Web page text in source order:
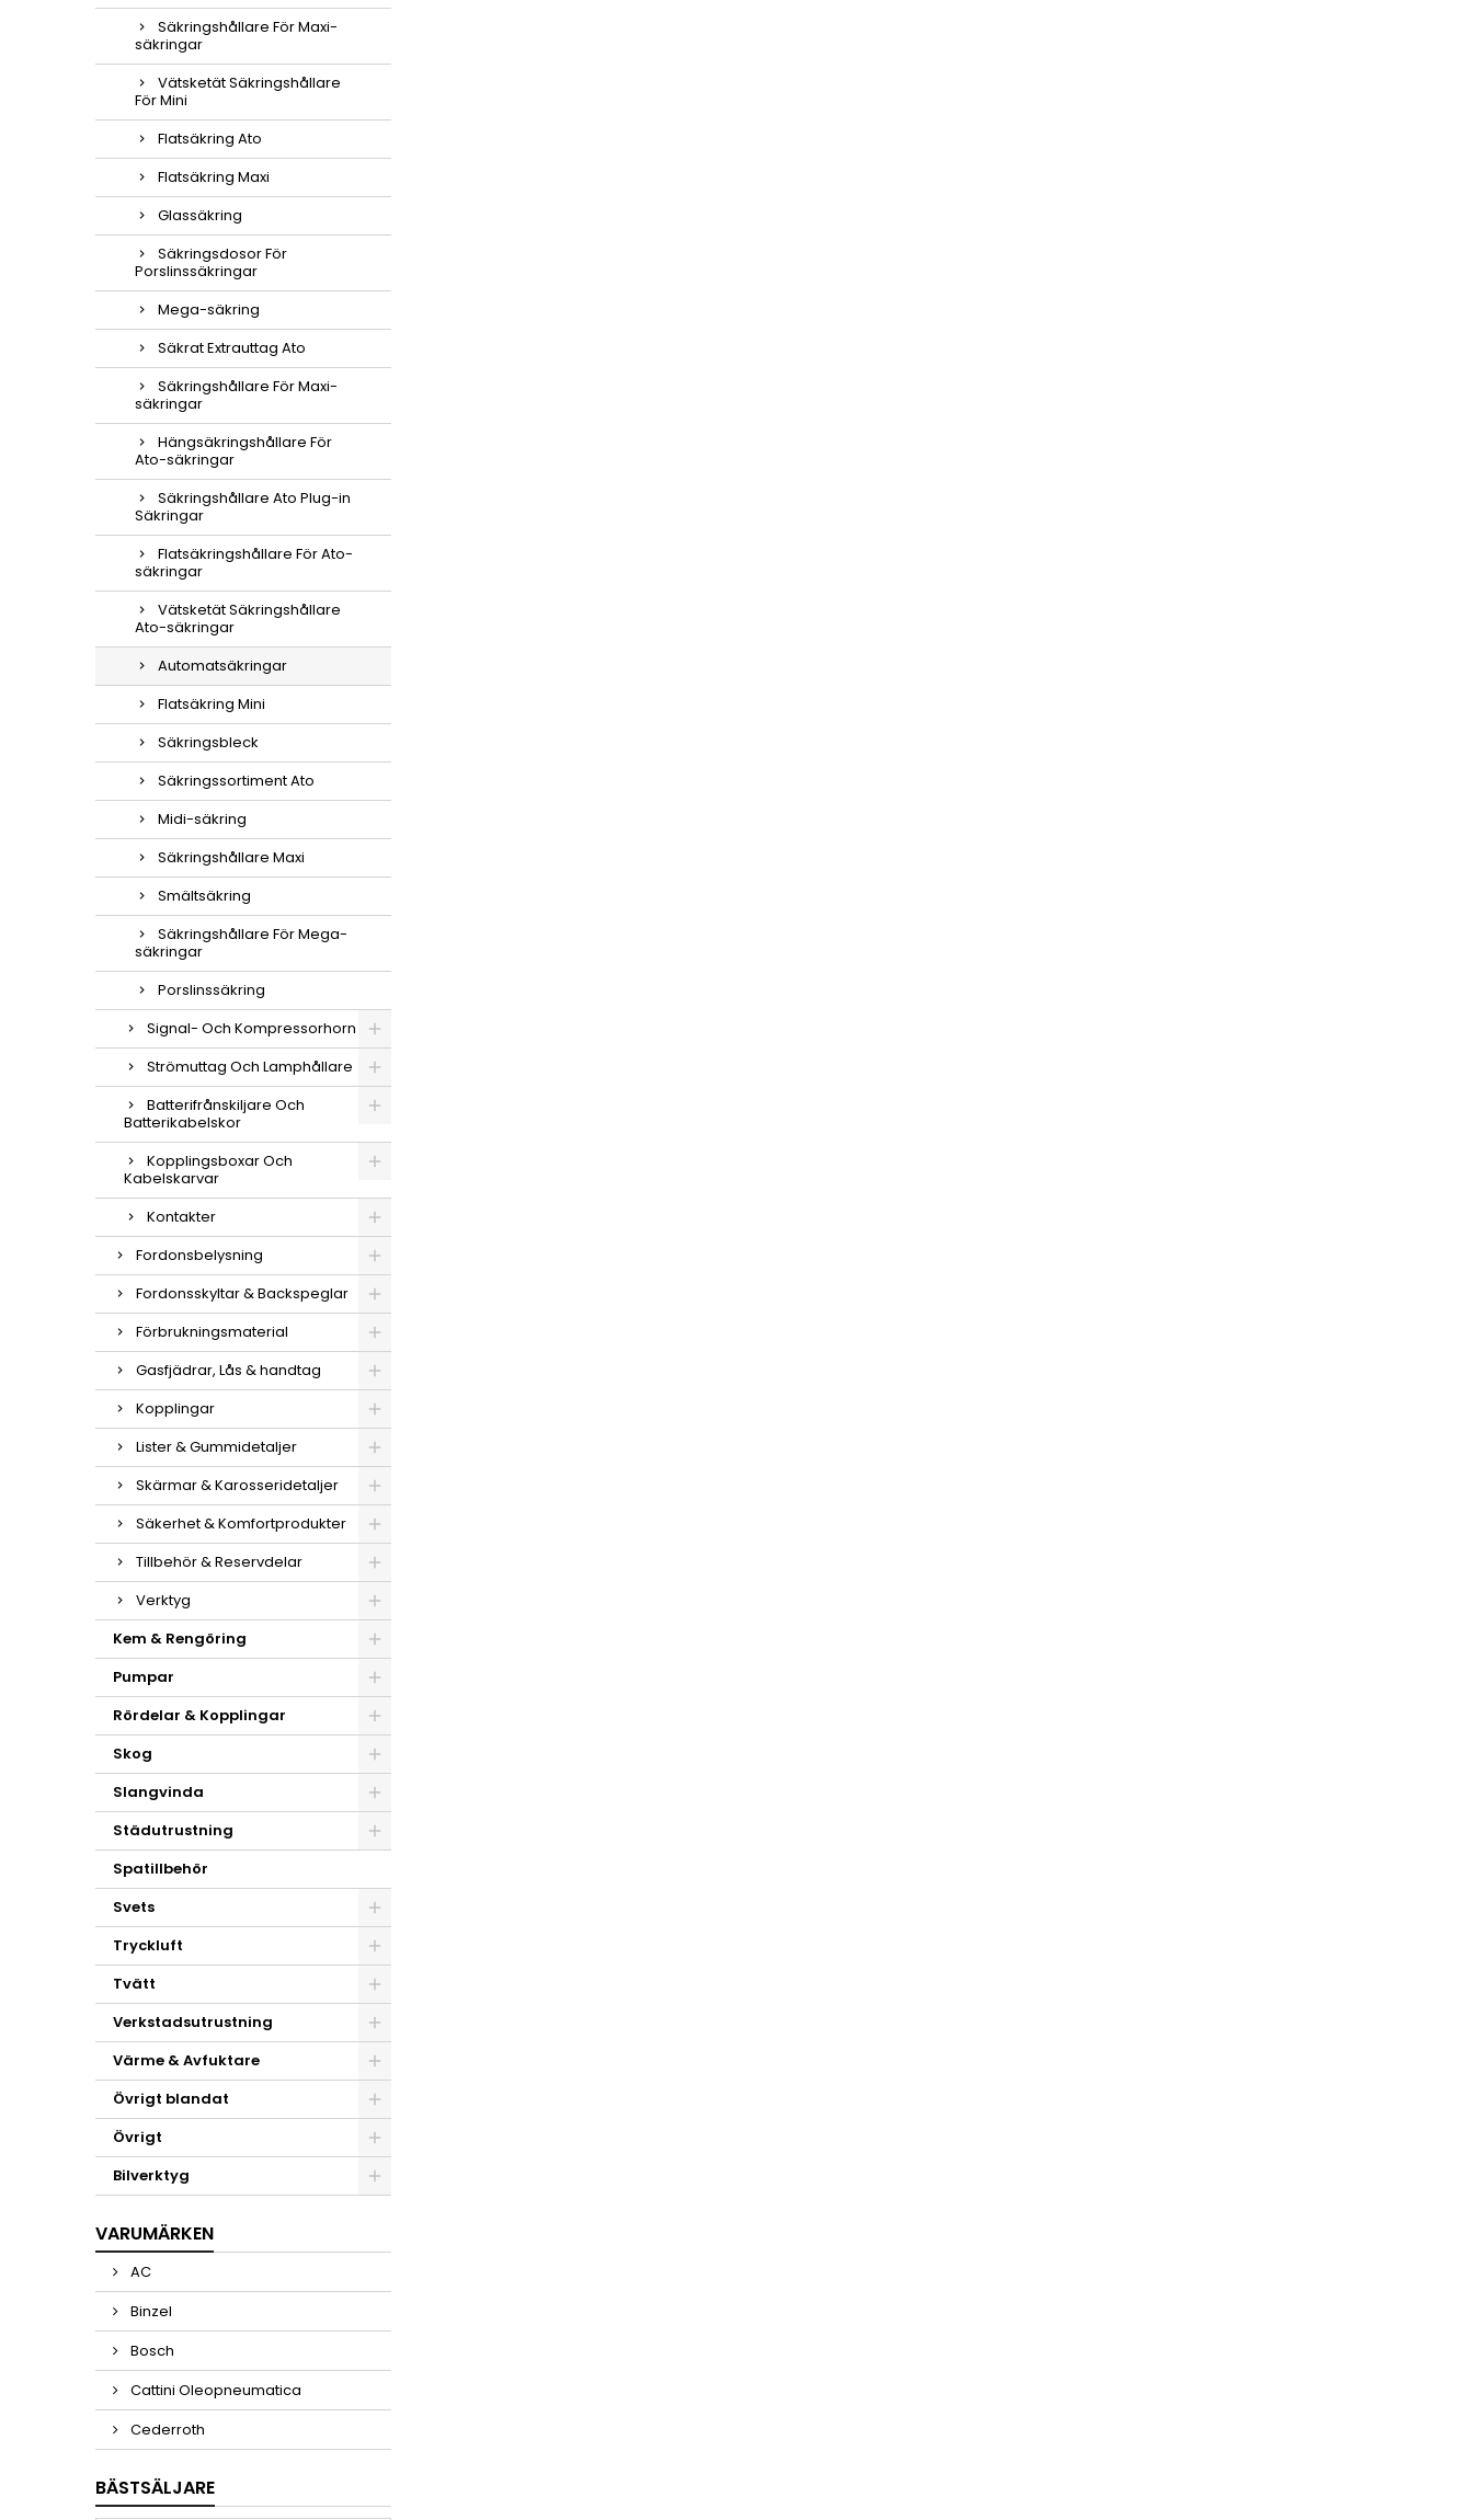
Säkringshållare För Maxi-
säkringar
Vätsketät Säkringshållare
För Mini
Flatsäkring Ato
Flatsäkring Maxi
Glassäkring
Säkringsdosor För
Porslinssäkringar
Mega-säkring
Säkrat Extrauttag Ato
Säkringshållare För Maxi-
säkringar
Hängsäkringshållare För
Ato-säkringar
Säkringshållare Ato Plug-in
Säkringar
Flatsäkringshållare För Ato-
säkringar
Vätsketät Säkringshållare
Ato-säkringar
Automatsäkringar
Flatsäkring Mini
Säkringsbleck
Säkringssortiment Ato
Midi-säkring
Säkringshållare Maxi
Smältsäkring
Säkringshållare För Mega-
säkringar
Porslinssäkring
Signal- Och Kompressorhorn
Strömuttag Och Lamphållare
Batterifrånskiljare Och
Batterikabelskor
Kopplingsboxar Och
Kabelskarvar
Kontakter
Fordonsbelysning
Fordonsskyltar & Backspeglar
Förbrukningsmaterial
Gasfjädrar, Lås & handtag
Kopplingar
Lister & Gummidetaljer
Skärmar & Karosseridetaljer
Säkerhet & Komfortprodukter
Tillbehör & Reservdelar
Verktyg
Kem & Rengöring
Pumpar
Rördelar & Kopplingar
Skog
Slangvinda
Städutrustning
Spatillbehör
Svets
Tryckluft
Tvätt
Verkstadsutrustning
Värme & Avfuktare
Övrigt blandat
Övrigt
Bilverktyg
VARUMÄRKEN
AC
Binzel
Bosch
Cattini Oleopneumatica
Cederroth
BÄSTSÄLJARE